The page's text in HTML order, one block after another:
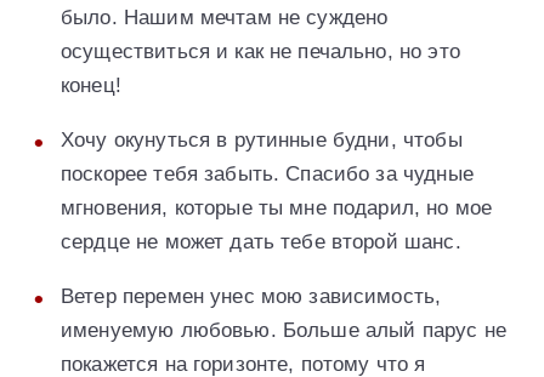
было. Нашим мечтам не суждено
осуществиться и как не печально, но это
конец!
Хочу окунуться в рутинные будни, чтобы
поскорее тебя забыть. Спасибо за чудные
мгновения, которые ты мне подарил, но мое
сердце не может дать тебе второй шанс.
Ветер перемен унес мою зависимость,
именуемую любовью. Больше алый парус не
покажется на горизонте, потому что я